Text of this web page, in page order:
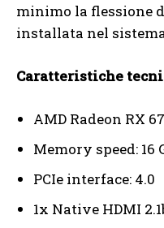
minimo la flessione
installata nel
Caratteristiche
AMD Radeon RX
Memory speed: 16
PCIe interface: 4.0
1x Native HDMI